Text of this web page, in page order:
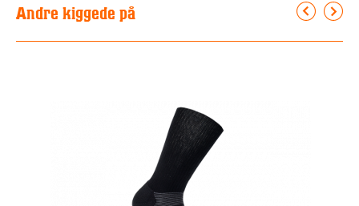
Andre kiggede på